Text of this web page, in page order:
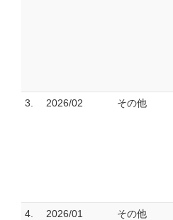
3. 2026/02 その他
4. 2026/01 その他